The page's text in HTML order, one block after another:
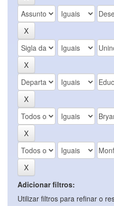
Adicionar filtros:
Utilizar filtros para refinar o